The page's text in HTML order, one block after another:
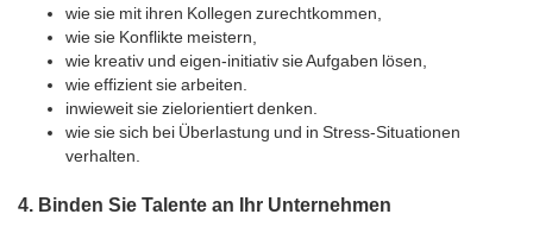
wie sie mit ihren Kollegen zurechtkommen,
wie sie Konflikte meistern,
wie kreativ und eigen-initiativ sie Aufgaben lösen,
wie effizient sie arbeiten.
inwieweit sie zielorientiert denken.
wie sie sich bei Überlastung und in Stress-Situationen
verhalten.
4. Binden Sie Talente an Ihr Unternehmen